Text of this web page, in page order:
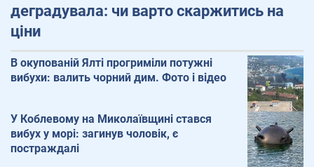
деградувала: чи варто скаржитись на
ціни
В окупованій Ялті прогриміли потужні
вибухи: валить чорний дим. Фото і відео
У Коблевому на Миколаївщині стався
вибух у морі: загинув чоловік, є
постраждалі